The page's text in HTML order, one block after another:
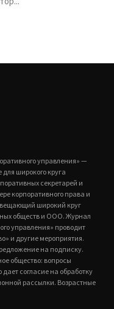
управления» —
широкого круга
секретарей и
корпоративного права и
широкий круг
обществ и ООО. Журнал
управления» проводит
и другие мероприятия.
на подписку.
общество: вопросы
согласие на обработку
рассылки. Возрастные